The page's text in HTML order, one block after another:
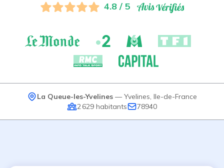
4.8 / 5
La Queue-les-Yvelines — Yvelines Ile-de-France
2 629 habitants 78940